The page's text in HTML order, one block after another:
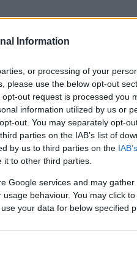
Information
or processing of your
please use the below opt-out
out request is processed you
information utilized by us or
out. You may separately opt-
parties on the IAB’s list of
by us to third parties on the
to other third parties.
Google services and may
behaviour. You may click
your data for below specified